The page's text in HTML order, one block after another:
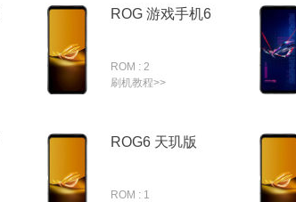
ROG 游戏手机6
ROM : 2
刷机教程>>
ROG6 天玑版
ROM : 1